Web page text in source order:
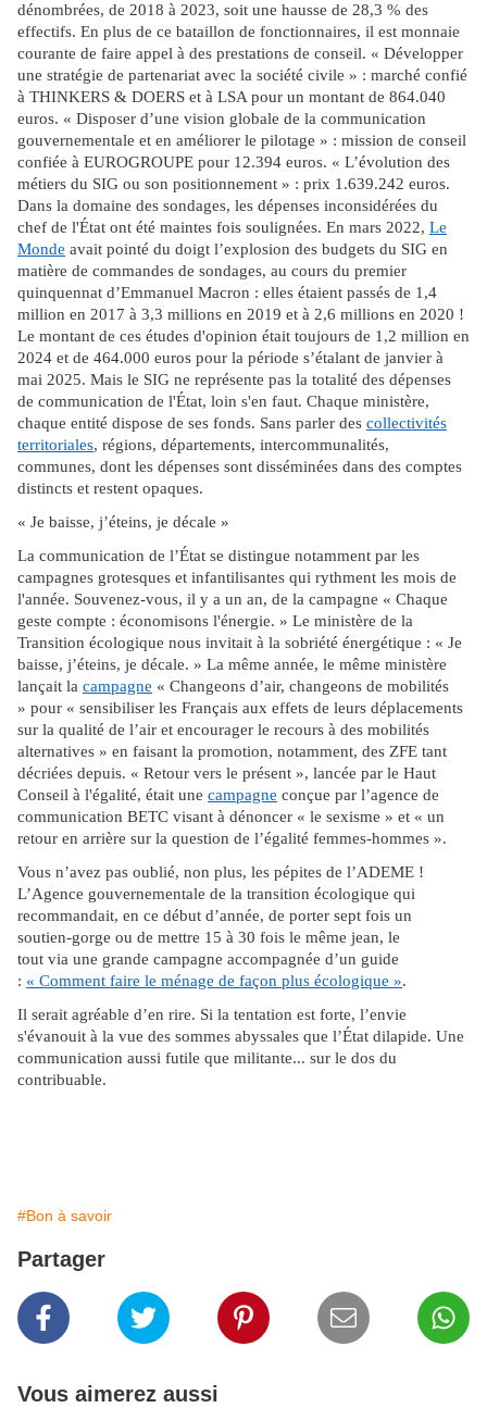
dénombrées, de 2018 à 2023, soit une hausse de 28,3 % des
effectifs. En plus de ce bataillon de fonctionnaires, il est monnaie
courante de faire appel à des prestations de conseil. « Développer
une stratégie de partenariat avec la société civile » : marché confié
à THINKERS & DOERS et à LSA pour un montant de 864.040
euros. « Disposer d’une vision globale de la communication
gouvernementale et en améliorer le pilotage » : mission de conseil
confiée à EUROGROUPE pour 12.394 euros. « L’évolution des
métiers du SIG ou son positionnement » : prix 1.639.242 euros.
Dans la domaine des sondages, les dépenses inconsidérées du
chef de l'État ont été maintes fois soulignées. En mars 2022, Le
Monde avait pointé du doigt l’explosion des budgets du SIG en
matière de commandes de sondages, au cours du premier
quinquennat d’Emmanuel Macron : elles étaient passés de 1,4
million en 2017 à 3,3 millions en 2019 et à 2,6 millions en 2020 !
Le montant de ces études d'opinion était toujours de 1,2 million en
2024 et de 464.000 euros pour la période s’étalant de janvier à
mai 2025. Mais le SIG ne représente pas la totalité des dépenses
de communication de l'État, loin s'en faut. Chaque ministère,
chaque entité dispose de ses fonds. Sans parler des collectivités
territoriales, régions, départements, intercommunalités,
communes, dont les dépenses sont disséminées dans des comptes
distincts et restent opaques.
« Je baisse, j’éteins, je décale »
La communication de l’État se distingue notamment par les
campagnes grotesques et infantilisantes qui rythment les mois de
l'année. Souvenez-vous, il y a un an, de la campagne « Chaque
geste compte : économisons l'énergie. » Le ministère de la
Transition écologique nous invitait à la sobriété énergétique : « Je
baisse, j’éteins, je décale. » La même année, le même ministère
lançait la campagne « Changeons d’air, changeons de mobilités
» pour « sensibiliser les Français aux effets de leurs déplacements
sur la qualité de l’air et encourager le recours à des mobilités
alternatives » en faisant la promotion, notamment, des ZFE tant
décriées depuis. « Retour vers le présent », lancée par le Haut
Conseil à l'égalité, était une campagne conçue par l’agence de
communication BETC visant à dénoncer « le sexisme » et « un
retour en arrière sur la question de l’égalité femmes-hommes ».
Vous n’avez pas oublié, non plus, les pépites de l’ADEME !
L’Agence gouvernementale de la transition écologique qui
recommandait, en ce début d’année, de porter sept fois un
soutien-gorge ou de mettre 15 à 30 fois le même jean, le
tout via une grande campagne accompagnée d’un guide
: « Comment faire le ménage de façon plus écologique ».
Il serait agréable d’en rire. Si la tentation est forte, l’envie
s'évanouit à la vue des sommes abyssales que l’État dilapide. Une
communication aussi futile que militante... sur le dos du
contribuable.
#Bon à savoir
Partager
Vous aimerez aussi